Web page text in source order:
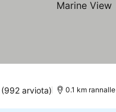
(992 arviota) 0.1 km rannalle